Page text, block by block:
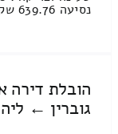
נסיעה 639.76 שקל / זמן נסיעה בין ערים [...]
הובלת דירה
גוברין ←